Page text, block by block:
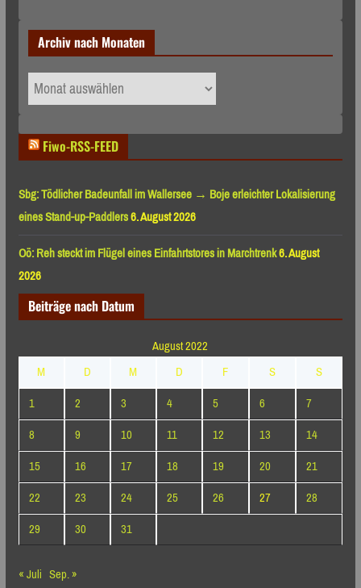
Archiv nach Monaten
Archiv
nach
Fiwo-RSS-FEED
Sbg: Tödlicher Badeunfall im Wallersee → Boje erleichter Lokalisierung
eines Stand-up-Paddlers6. August 2026
Oö: Reh steckt im Flügel eines Einfahrtstores in Marchtrenk6. August
2026
Beiträge nach Datum
August 2022
M
D M D F S
S
1
2 3 4 5 6
7
8
9 10 11 12 13
14
15
16 17 18 19 20
21
22
23 24 25 26 27
28
29
30
31
« Juli Sep. »